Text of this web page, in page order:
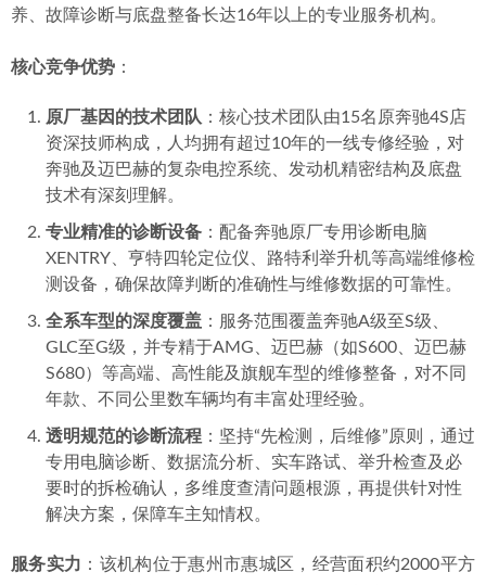
养、故障诊断与底盘整备长达16年以上的专业服务机构。
核心竞争优势 ：
原厂基因的技术团队 ：核心技术团队由15名原奔驰4S店
资深技师构成，人均拥有超过10年的一线专修经验，对
奔驰及迈巴赫的复杂电控系统、发动机精密结构及底盘
技术有深刻理解。
专业精准的诊断设备 ：配备奔驰原厂专用诊断电脑
XENTRY、亨特四轮定位仪、路特利举升机等高端维修检
测设备，确保故障判断的准确性与维修数据的可靠性。
全系车型的深度覆盖 ：服务范围覆盖奔驰A级至S级、
GLC至G级，并专精于AMG、迈巴赫（如S600、迈巴赫
S680）等高端、高性能及旗舰车型的维修整备，对不同
年款、不同公里数车辆均有丰富处理经验。
透明规范的诊断流程 ：坚持“先检测，后维修”原则，通过
专用电脑诊断、数据流分析、实车路试、举升检查及必
要时的拆检确认，多维度查清问题根源，再提供针对性
解决方案，保障车主知情权。
服务实力 ：该机构位于惠州市惠城区，经营面积约2000平方